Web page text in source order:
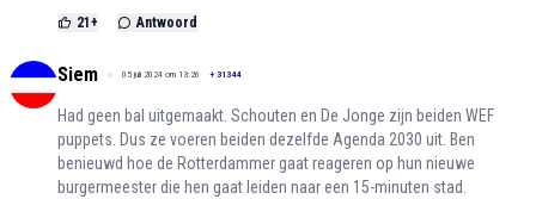
21 + Antwoord
Siem 05 juli 2024 om 13:26 + 31344
Had geen bal uitgemaakt. Schouten en De Jonge zijn beiden WEF
puppets. Dus ze voeren beiden dezelfde Agenda 2030 uit. Ben
benieuwd hoe de Rotterdammer gaat reageren op hun nieuwe
burgermeester die hen gaat leiden naar een 15-minuten stad.